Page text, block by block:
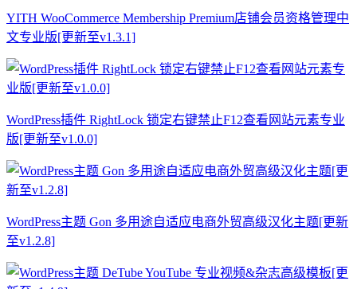
YITH WooCommerce Membership Premium店铺会员资格管理中
文专业版[更新至v1.3.1]
WordPress插件 RightLock 锁定右键禁止F12查看网站元素专业
版[更新至v1.0.0]
WordPress主题 Gon 多用途自适应电商外贸高级汉化主题[更新
至v1.2.8]